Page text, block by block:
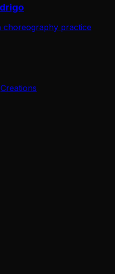
choreography practice
Creations